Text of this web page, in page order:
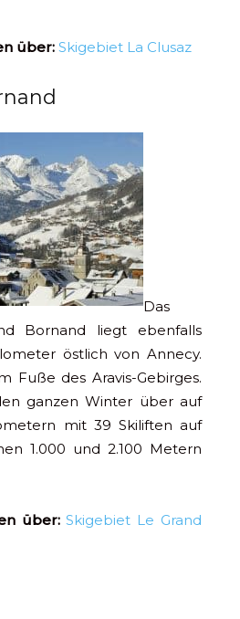
über: Skigebiet La Clusaz
Das
Bornand liegt ebenfalls
östlich von Annecy.
Fuße des Aravis-Gebirges.
ganzen Winter über auf
mit 39 Skiliften auf
1.000 und 2.100 Metern
über: Skigebiet Le Grand